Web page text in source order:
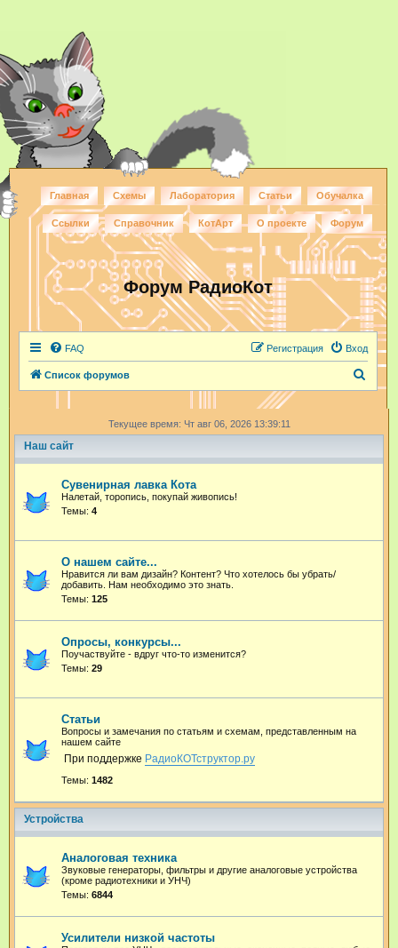
Главная Схемы Лаборатория Статьи Обучалка
Ссылки Справочник КотАрт О проекте Форум
Форум РадиоКот
FAQ Вход
Регистрация
Список форумов
с
Текущее время: Чт авг 06, 2026 13:39:11
Наш сайт
Сувенирная лавка Кота
Налетай, торопись, покупай живопись!
Темы: 4
О нашем сайте...
Нравится ли вам дизайн? Контент? Что хотелось бы убрать/
добавить. Нам необходимо это знать.
Темы: 125
Опросы, конкурсы...
Поучаствуйте - вдруг что-то изменится?
Темы: 29
Статьи
Вопросы и замечания по статьям и схемам, представленным на
нашем сайте
При поддержке РадиоКОТструктор.ру
Темы: 1482
Устройства
Аналоговая техника
Звуковые генераторы, фильтры и другие аналоговые устройства
(кроме радиотехники и УНЧ)
Темы: 6844
Усилители низкой частоты